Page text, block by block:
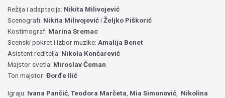
Režija i adaptacija: Nikita Milivojević
Scenografi: Nikita MilivojevićiŽeljko Piškorić
Kostimograf: Marina Sremac
Scenski pokret i izbor muzike: Amalija Benet
Asistent reditelja: Nikola Končarević
Majstor svetla: Miroslav Čeman
Ton majstor:Đorđe Ilić
Igraju: Ivana Pančić,Teodora Marčeta, Mia Simonović, Nikolina